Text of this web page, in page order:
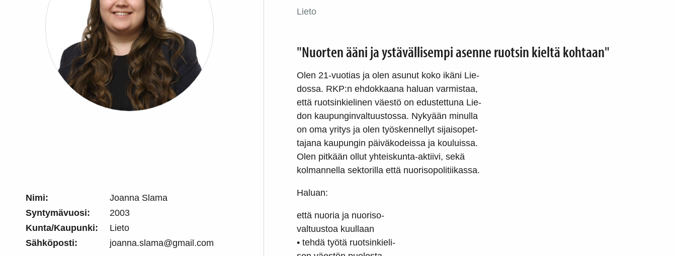
Nimi:
Joanna Slama
Syntymävuosi:
2003
Kunta/Kaupunki:
Lieto
Sähköposti:
joanna.slama@gmail.com
Lieto
"Nuorten ääni ja ystävällisempi asenne ruotsin kieltä kohtaan"
Olen 21-vuotias ja olen asunut koko ikäni Lie-
dossa. RKP:n ehdokkaana haluan varmistaa,
että ruotsinkielinen väestö on edustettuna Lie-
don kaupunginvaltuustossa. Nykyään minulla
on oma yritys ja olen työskennellyt sijaisopet-
tajana kaupungin päiväkodeissa ja kouluissa.
Olen pitkään ollut yhteiskunta-aktiivi, sekä
kolmannella sektorilla että nuorisopolitiikassa.
Haluan:
että nuoria ja nuoriso-
valtuustoa kuullaan
• tehdä työtä ruotsinkieli-